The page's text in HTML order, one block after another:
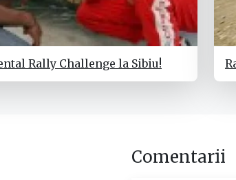
Rally Challenge la Sibiu!
Comentarii